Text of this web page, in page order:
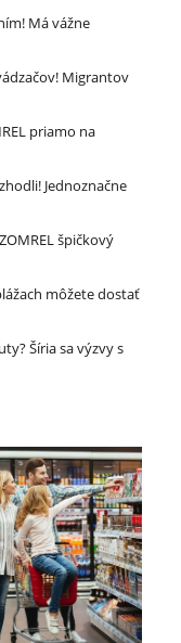
Má vážne
Migrantov
priamo na
Jednoznačne
špičkový
môžete dostať
Šíria sa výzvy s